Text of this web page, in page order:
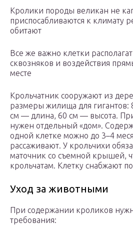
Кролики породы великан не
приспосабливаются к климату
обитают
Все же важно клетки
сквозняков и воздействия
месте
Крольчатник сооружают из
размеры жилища для
см — длина, 60 см — высота.
нужен отдельный «дом».
одной клетке можно до 3–4
рассаживают. У крольчихи
маточник со съемной крышей,
крольчатам. Клетку снабжают
Уход за животными
При содержании кроликов
требования: